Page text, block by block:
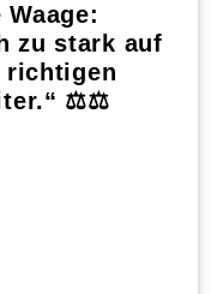
zu stark auf
richtigen
⚖️⚖️